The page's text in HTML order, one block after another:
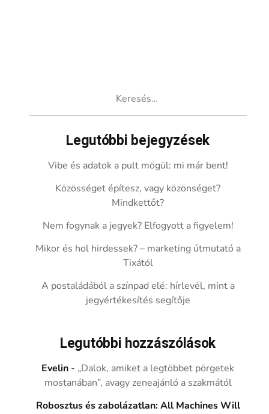
Legutóbbi bejegyzések
Vibe és adatok a pult mögül: mi már bent!
Közösséget építesz, vagy közönséget?
Mindkettőt?
Nem fogynak a jegyek? Elfogyott a figyelem!
Mikor és hol hirdessek? – marketing útmutató a
Tixától
A postaládából a színpad elé: hírlevél, mint a
jegyértékesítés segítője
Legutóbbi hozzászólások
Evelin - „Dalok, amiket a legtöbbet pörgetek
mostanában”, avagy zeneajánló a szakmától
Robosztus és zabolázatlan: All Machines Will